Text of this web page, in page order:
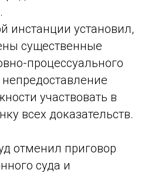
инстанции установил,
существенные
процессуального
участвовать в
всех доказательств.
отменил приговор
суда и